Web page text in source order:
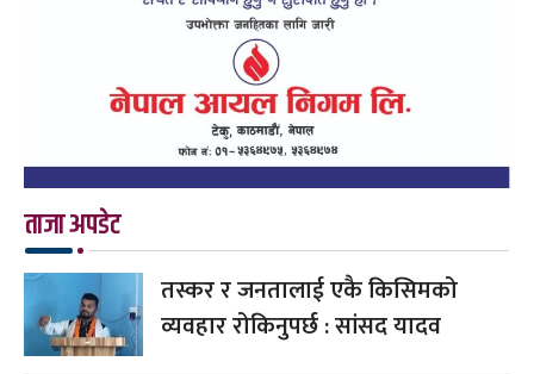
ताजा अपडेट
तस्कर र जनतालाई एकै किसिमको
व्यवहार रोकिनुपर्छ : सांसद यादव